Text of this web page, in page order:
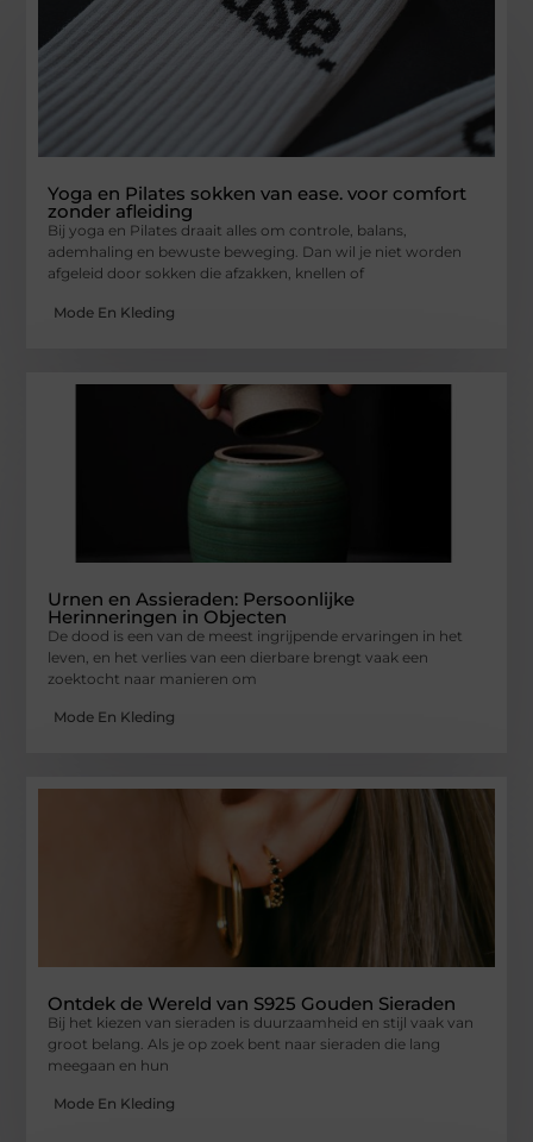
Yoga en Pilates sokken van ease. voor comfort
zonder afleiding
Bij yoga en Pilates draait alles om controle, balans,
ademhaling en bewuste beweging. Dan wil je niet worden
afgeleid door sokken die afzakken, knellen of
Mode En Kleding
Urnen en Assieraden: Persoonlijke
Herinneringen in Objecten
De dood is een van de meest ingrijpende ervaringen in het
leven, en het verlies van een dierbare brengt vaak een
zoektocht naar manieren om
Mode En Kleding
Ontdek de Wereld van S925 Gouden Sieraden
Bij het kiezen van sieraden is duurzaamheid en stijl vaak van
groot belang. Als je op zoek bent naar sieraden die lang
meegaan en hun
Mode En Kleding